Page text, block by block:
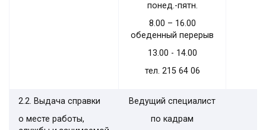
понед.-пятн.
8.00 – 16.00
обеденный перерыв
13.00 - 14.00
тел. 215 64 06
2.2. Выдача справки
о месте работы,
Ведущий специалист
по кадрам